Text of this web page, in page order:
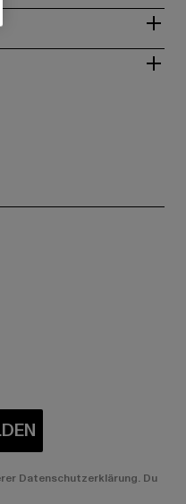
Datenschutzerklärung. Du